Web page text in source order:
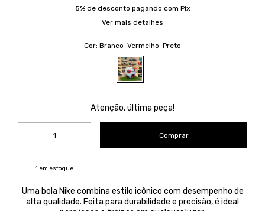
5% de desconto pagando com Pix
Ver mais detalhes
Cor: Branco-Vermelho-Preto
Atenção, última peça!
1 em estoque
Uma bola Nike combina estilo icônico com desempenho de
alta qualidade. Feita para durabilidade e precisão, é ideal